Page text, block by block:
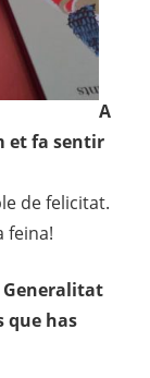
A
et fa sentir
de felicitat.
feina!
Generalitat
que has